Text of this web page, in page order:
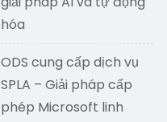
hóa
ODS cung cấp dịch vụ
SPLA – Giải pháp cấp
phép Microsoft linh